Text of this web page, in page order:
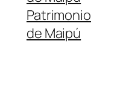
Patrimonio
de Maipú